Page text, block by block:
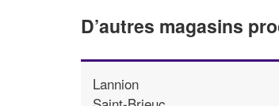
D’autres magasins
Lannion